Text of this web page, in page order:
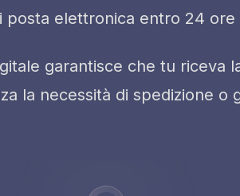
posta elettronica entro 24
garantisce che tu riceva
la necessità di spedizione o